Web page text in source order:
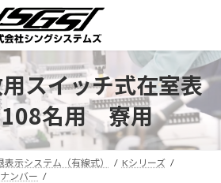
スイッチ式在室表
名用 寮用
表示システム（有線式）
Kシリーズ
ンバー